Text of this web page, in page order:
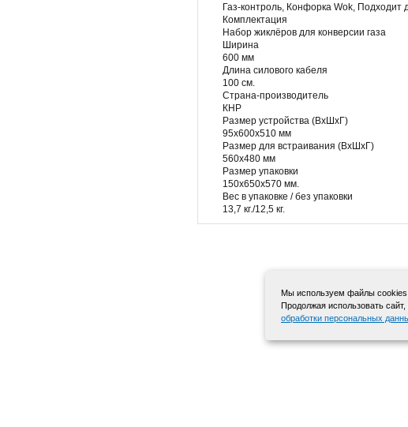
Газ-контроль, Конфорка Wok, Подходит
Комплектация
Набор жиклёров для конверсии газа
Ширина
600 мм
Длина силового кабеля
100 см.
Страна-производитель
КНР
Размер устройства (ВхШхГ)
95х600х510 мм
Размер для встраивания (ВхШхГ)
560х480 мм
Размер упаковки
150х650х570 мм.
Вес в упаковке / без упаковки
13,7 кг./12,5 кг.
Мы используем файлы cookies
Продолжая использовать
обработки персональных